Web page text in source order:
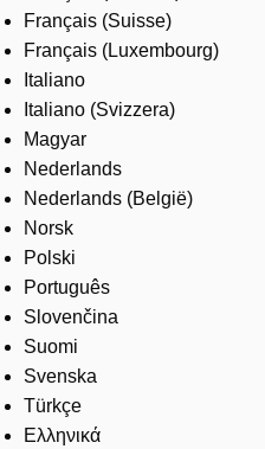
Français (Suisse)
Français (Luxembourg)
Italiano
Italiano (Svizzera)
Magyar
Nederlands
Nederlands (België)
Norsk
Polski
Português
Slovenčina
Suomi
Svenska
Türkçe
Ελληνικά